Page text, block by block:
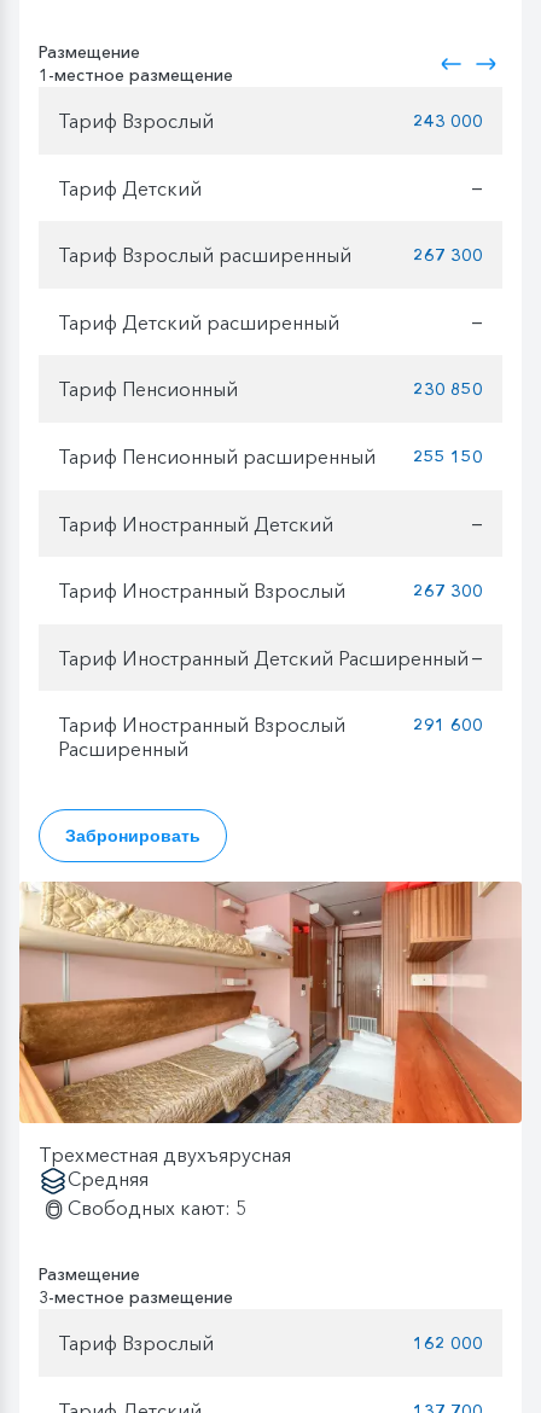
Размещение
1-местное размещение
Тариф Взрослый 243 000
Тариф Детский —
Тариф Взрослый расширенный 267 300
Тариф Детский расширенный —
Тариф Пенсионный 230 850
Тариф Пенсионный расширенный 255 150
Тариф Иностранный Детский —
Тариф Иностранный Взрослый 267 300
Тариф Иностранный Детский Расширенный —
Тариф Иностранный Взрослый
Расширенный
291 600
Забронировать
Трехместная двухъярусная
Средняя
Свободных кают: 5
Размещение
3-местное размещение
Тариф Взрослый 162 000